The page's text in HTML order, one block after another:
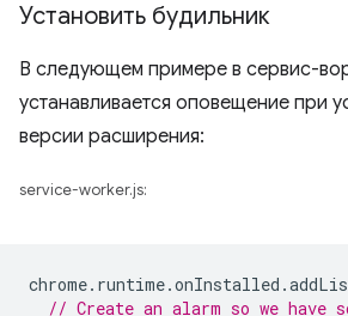
Установить будильник
В следующем примере в сервис-
устанавливается оповещение при
версии расширения:
service-worker.js:
chrome. runtime.onInstalled .
// Create an alarm so we have